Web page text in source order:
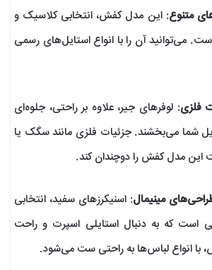
متنوع: این مدل کفش، انتخابی کلاسیک و
می‌توانید آن را با انواع استایل‌های رسمی
فلزی: لوفرهای جیر، علاوه بر راحتی، جلوه‌ای
شما می‌بخشند. جزئیات فلزی مانند سگک یا
این مدل کفش را دوچندان کند.
مینیمال: اسنیکرزهای سفید، انتخابی
است که به دنبال استایلی اسپرت و راحت
انواع لباس‌ها به راحتی ست می‌شود.